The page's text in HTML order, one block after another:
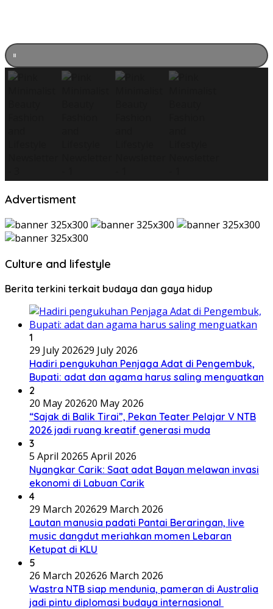
Advertisment
Culture and lifestyle
Berita terkini terkait budaya dan gaya hidup
1
29 July 202629 July 2026
Hadiri pengukuhan Penjaga Adat di Pengembuk,
Bupati: adat dan agama harus saling menguatkan
2
20 May 202620 May 2026
“Sajak di Balik Tirai”, Pekan Teater Pelajar V NTB
2026 jadi ruang kreatif generasi muda
3
5 April 20265 April 2026
Nyangkar Carik: Saat adat Bayan melawan invasi
ekonomi di Labuan Carik
4
29 March 202629 March 2026
Lautan manusia padati Pantai Beraringan, live
music dangdut meriahkan momen Lebaran
Ketupat di KLU
5
26 March 202626 March 2026
Wastra NTB siap mendunia, pameran di Australia
jadi pintu diplomasi budaya internasional